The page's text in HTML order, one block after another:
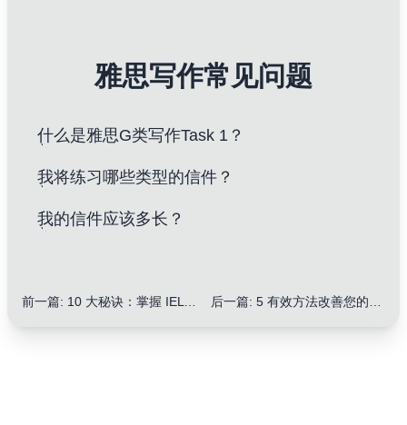
雅思写作常见问题
什么是雅思G类写作Task 1？
我将练习哪些类型的信件？
我的信件应该多长？
前一篇: 10 大秘诀：掌握 IELTS 信件中的列表和项目符号提升分数 后一篇: 5 有效方法改善您的信函開頭鉤子